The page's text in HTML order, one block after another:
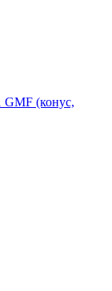
GMF (конус,